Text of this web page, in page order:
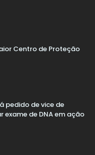
Centro de Proteção
pedido de vice de
exame de DNA em ação